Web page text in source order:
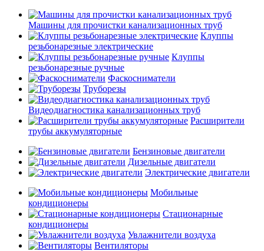
Машины для прочистки канализационных труб
Клуппы
резьбонарезные электрические
Клуппы
резьбонарезные ручные
Фаскосниматели
Труборезы
Видеодиагностика канализационных труб
Расширители
трубы аккумуляторные
Бензиновые двигатели
Дизельные двигатели
Электрические двигатели
Мобильные
кондиционеры
Стационарные
кондиционеры
Увлажнители воздуха
Вентиляторы